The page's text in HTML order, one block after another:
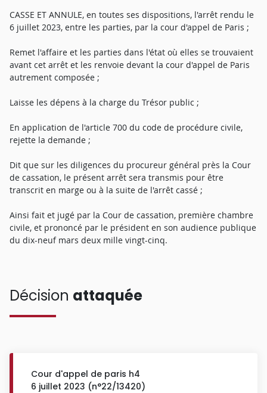
CASSE ET ANNULE, en toutes ses dispositions, l'arrêt rendu le
6 juillet 2023, entre les parties, par la cour d'appel de Paris ;
Remet l'affaire et les parties dans l'état où elles se trouvaient
avant cet arrêt et les renvoie devant la cour d'appel de Paris
autrement composée ;
Laisse les dépens à la charge du Trésor public ;
En application de l'article 700 du code de procédure civile,
rejette la demande ;
Dit que sur les diligences du procureur général près la Cour
de cassation, le présent arrêt sera transmis pour être
transcrit en marge ou à la suite de l'arrêt cassé ;
Ainsi fait et jugé par la Cour de cassation, première chambre
civile, et prononcé par le président en son audience publique
du dix-neuf mars deux mille vingt-cinq.
Décision attaquée
Cour d'appel de paris h4
6 juillet 2023 (n°22/13420)